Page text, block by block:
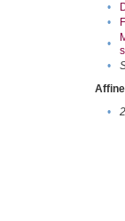
•
•
•
•
•